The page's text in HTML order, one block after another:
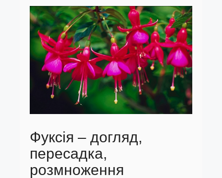
Фуксія – догляд,
пересадка,
розмноження